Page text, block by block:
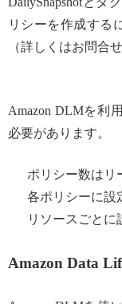
リシーを作成する
（詳しくはお問合
Amazon DLMを利
必要があります。
ポリシー数はリ
各ポリシーに設
リソースごとに
Amazon Data